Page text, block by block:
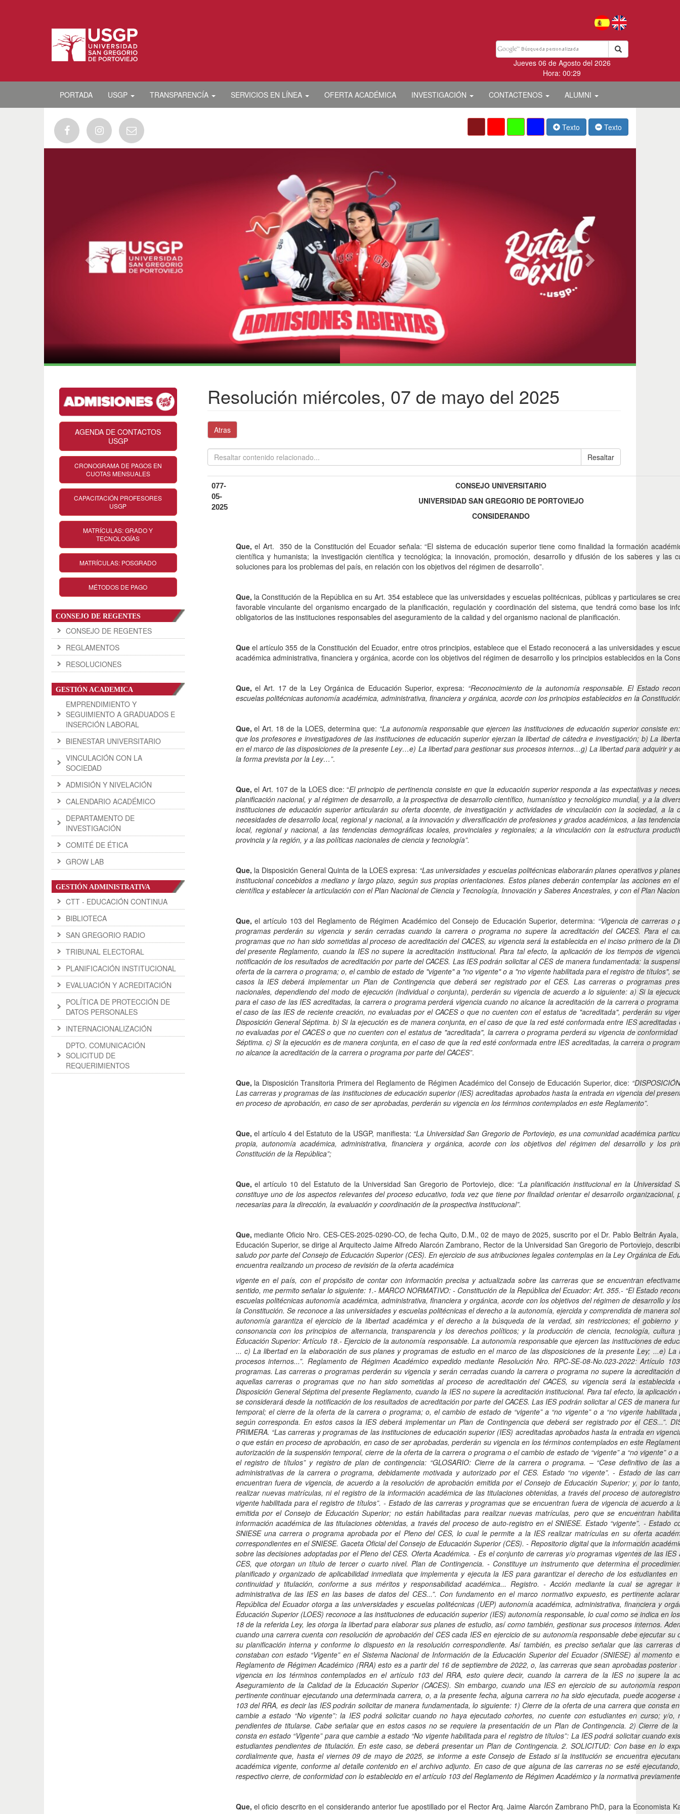
Jueves 06 de Agosto del 2026
Hora: 00:29
PORTADA USGP TRANSPARENCÍA SERVICIOS EN LÍNEA OFERTA ACADÉMICA INVESTIGACIÓN CONTACTENOS ALUMNI
Texto Texto
AGENDA DE CONTACTOS
USGP
CRONOGRAMA DE PAGOS EN
CUOTAS MENSUALES
CAPACITACIÓN PROFESORES
USGP
MATRÍCULAS: GRADO Y
TECNOLOGÍAS
MATRÍCULAS: POSGRADO
MÉTODOS DE PAGO
CONSEJO DE REGENTES
CONSEJO DE REGENTES
REGLAMENTOS
RESOLUCIONES
GESTIÓN ACADEMICA
EMPRENDIMIENTO Y
SEGUIMIENTO A GRADUADOS E
INSERCIÓN LABORAL
BIENESTAR UNIVERSITARIO
VINCULACIÓN CON LA
SOCIEDAD
ADMISIÓN Y NIVELACIÓN
CALENDARIO ACADÉMICO
DEPARTAMENTO DE
INVESTIGACIÓN
COMITÉ DE ÉTICA
GROW LAB
GESTIÓN ADMINISTRATIVA
CTT - EDUCACIÓN CONTINUA
BIBLIOTECA
SAN GREGORIO RADIO
TRIBUNAL ELECTORAL
PLANIFICACIÓN INSTITUCIONAL
EVALUACIÓN Y ACREDITACIÓN
POLÍTICA DE PROTECCIÓN DE
DATOS PERSONALES
INTERNACIONALIZACIÓN
DPTO. COMUNICACIÓN
SOLICITUD DE
REQUERIMIENTOS
Resolución miércoles, 07 de mayo del 2025
Atras
Resaltar
077-
05-
2025
CONSEJO UNIVERSITARIO
UNIVERSIDAD SAN GREGORIO DE PORTOVIEJO
CONSIDERANDO
Que, el Art. 350 de la Constitución del Ecuador señala: “El sistema de educación superior tiene como finalidad la formación
científica y humanista; la investigación científica y tecnológica; la innovación, promoción, desarrollo y difusión de los saberes y las
soluciones para los problemas del país, en relación con los objetivos del régimen de desarrollo”.
Que, la Constitución de la República en su Art. 354 establece que las universidades y escuelas politécnicas, públicas y particulares se
favorable vinculante del organismo encargado de la planificación, regulación y coordinación del sistema, que tendrá como base los
obligatorios de las instituciones responsables del aseguramiento de la calidad y del organismo nacional de planificación.
Queel artículo 355 de la Constitución del Ecuador, entre otros principios, establece que el Estado reconocerá a las universidades y
académica administrativa, financiera y orgánica, acorde con los objetivos del régimen de desarrollo y los principios establecidos en la
Que, el Art. 17 de la Ley Orgánica de Educación Superior, expresa: “Reconocimiento de la autonomía responsable. El Estado
escuelas politécnicas autonomía académica, administrativa, financiera y orgánica, acorde con los principios establecidos en la
Que, el Art. 18 de la LOES, determina que: “La autonomía responsable que ejercen las instituciones de educación superior consiste
que los profesores e investigadores de las instituciones de educación superior ejerzan la libertad de cátedra e investigación; b) La
en el marco de las disposiciones de la presente Ley…e) La libertad para gestionar sus procesos internos…g) La libertad para adquirir y
la forma prevista por la Ley…”.
Que,el Art. 107 de la LOES dice: “El principio de pertinencia consiste en que la educación superior responda a las expectativas y
planificación nacional, y al régimen de desarrollo, a la prospectiva de desarrollo científico, humanístico y tecnológico mundial, y a la
instituciones de educación superior articularán su oferta docente, de investigación y actividades de vinculación con la sociedad, a la
necesidades de desarrollo local, regional y nacional, a la innovación y diversificación de profesiones y grados académicos, a las
local, regional y nacional, a las tendencias demográficas locales, provinciales y regionales; a la vinculación con la estructura
provincia y la región, y a las políticas nacionales de ciencia y tecnología”.
Que, la Disposición General Quinta de la LOES expresa: “Las universidades y escuelas politécnicas elaborarán planes operativos y
institucional concebidos a mediano y largo plazo, según sus propias orientaciones. Estos planes deberán contemplar las acciones en
científica y establecer la articulación con el Plan Nacional de Ciencia y Tecnología, Innovación y Saberes Ancestrales, y con el Plan
Que,el artículo 103 del Reglamento de Régimen Académico del Consejo de Educación Superior, determina: “Vigencia de carreras
programas perderán su vigencia y serán cerradas cuando la carrera o programa no supere la acreditación del CACES. Para el
programas que no han sido sometidas al proceso de acreditación del CACES, su vigencia será la establecida en el inciso primero de la
del presente Reglamento, cuando la IES no supere la acreditación institucional. Para tal efecto, la aplicación de los tiempos de
notificación de los resultados de acreditación por parte del CACES. Las IES podrán solicitar al CES de manera fundamentada: la
oferta de la carrera o programa; o, el cambio de estado de "vigente" a "no vigente" o a "no vigente habilitada para el registro de títulos",
casos la IES deberá implementar un Plan de Contingencia que deberá ser registrado por el CES. Las carreras o programas
nacionales, dependiendo del modo de ejecución (individual o conjunta), perderán su vigencia de acuerdo a lo siguiente: a) Si la
para el caso de las IES acreditadas, la carrera o programa perderá vigencia cuando no alcance la acreditación de la carrera o
el caso de las IES de reciente creación, no evaluadas por el CACES o que no cuenten con el estatus de "acreditada", perderán su
Disposición General Séptima. b) Si la ejecución es de manera conjunta, en el caso de que la red esté conformada entre IES
no evaluadas por el CACES o que no cuenten con el estatus de "acreditada", la carrera o programa perderá su vigencia de
Séptima. c) Si la ejecución es de manera conjunta, en el caso de que la red esté conformada entre IES acreditadas, la carrera o
no alcance la acreditación de la carrera o programa por parte del CACES”.
Que, la Disposición Transitoria Primera del Reglamento de Régimen Académico del Consejo de Educación Superior, dice:
Las carreras y programas de las instituciones de educación superior (IES) acreditadas aprobados hasta la entrada en vigencia del
en proceso de aprobación, en caso de ser aprobadas, perderán su vigencia en los términos contemplados en este Reglamento”.
Que,el artículo 4 del Estatuto de la USGP, manifiesta: “La Universidad San Gregorio de Portoviejo, es una comunidad académica
propia, autonomía académica, administrativa, financiera y orgánica, acorde con los objetivos del régimen del desarrollo y los
Constitución de la República”;
Que,el artículo 10 del Estatuto de la Universidad San Gregorio de Portoviejo, dice: “La planificación institucional en la Universidad
constituye uno de los aspectos relevantes del proceso educativo, toda vez que tiene por finalidad orientar el desarrollo organizacional,
necesarias para la dirección, la evaluación y coordinación de la prospectiva institucional”.
Que, mediante Oficio Nro. CES-CES-2025-0290-CO, de fecha Quito, D.M., 02 de mayo de 2025, suscrito por el Dr. Pablo Beltrán
Educación Superior, se dirige al Arquitecto Jaime Alfredo Alarcón Zambrano, Rector de la Universidad San Gregorio de Portoviejo,
saludo por parte del Consejo de Educación Superior (CES). En ejercicio de sus atribuciones legales contemplas en la Ley Orgánica de
encuentra realizando un proceso de revisión de la oferta académica
vigente en el país, con el propósito de contar con información precisa y actualizada sobre las carreras que se encuentran
sentido, me permito señalar lo siguiente: 1.- MARCO NORMATIVO: - Constitución de la República del Ecuador: Art. 355.- “El Estado
escuelas politécnicas autonomía académica, administrativa, financiera y orgánica, acorde con los objetivos del régimen de desarrollo y
la Constitución. Se reconoce a las universidades y escuelas politécnicas el derecho a la autonomía, ejercida y comprendida de manera
autonomía garantiza el ejercicio de la libertad académica y el derecho a la búsqueda de la verdad, sin restricciones; el gobierno
consonancia con los principios de alternancia, transparencia y los derechos políticos; y la producción de ciencia, tecnología, cultura
Educación Superior: Artículo 18.- Ejercicio de la autonomía responsable. La autonomía responsable que ejercen las instituciones de
... c) La libertad en la elaboración de sus planes y programas de estudio en el marco de las disposiciones de la presente Ley; ...e) La
procesos internos...”. Reglamento de Régimen Académico expedido mediante Resolución Nro. RPC-SE-08-No.023-2022: Artículo
programas. Las carreras o programas perderán su vigencia y serán cerradas cuando la carrera o programa no supere la acreditación
aquellas carreras o programas que no han sido sometidas al proceso de acreditación del CACES, su vigencia será la
Disposición General Séptima del presente Reglamento, cuando la IES no supere la acreditación institucional. Para tal efecto, la
se considerará desde la notificación de los resultados de acreditación por parte del CACES. Las IES podrán solicitar al CES de manera
temporal; el cierre de la oferta de la carrera o programa; o, el cambio de estado de “vigente” a “no vigente” o a “no vigente
según corresponda. En estos casos la IES deberá implementar un Plan de Contingencia que deberá ser registrado por el CES...”.
PRIMERA. “Las carreras y programas de las instituciones de educación superior (IES) acreditadas aprobados hasta la entrada en
o que están en proceso de aprobación, en caso de ser aprobadas, perderán su vigencia en los términos contemplados en este
autorización de la suspensión temporal, cierre de la oferta de la carrera o programa o el cambio de estado de “vigente” a “no vigente” o
el registro de títulos” y registro de plan de contingencia: “GLOSARIO: Cierre de la carrera o programa. – “Cese definitivo de las
administrativas de la carrera o programa, debidamente motivada y autorizado por el CES. Estado “no vigente”. - Estado de las
encuentran fuera de vigencia, de acuerdo a la resolución de aprobación emitida por el Consejo de Educación Superior; y, por lo
realizar nuevas matrículas, ni el registro de la información académica de las titulaciones obtenidas, a través del proceso de
vigente habilitada para el registro de títulos”. - Estado de las carreras y programas que se encuentran fuera de vigencia de acuerdo a
emitida por el Consejo de Educación Superior; no están habilitadas para realizar nuevas matrículas, pero que se encuentran
información académica de las titulaciones obtenidas, a través del proceso de auto-registro en el SNIESE. Estado “vigente”. - Estado
SNIESE una carrera o programa aprobada por el Pleno del CES, lo cual le permite a la IES realizar matrículas en su oferta
correspondientes en el SNIESE. Gaceta Oficial del Consejo de Educación Superior (CES). - Repositorio digital que la información
sobre las decisiones adoptadas por el Pleno del CES. Oferta Académica. - Es el conjunto de carreras y/o programas vigentes de las
CES, que otorgan un título de tercer o cuarto nivel. Plan de Contingencia. - Constituye un instrumento que determina el
planificado y organizado de aplicabilidad inmediata que implementa y ejecuta la IES para garantizar el derecho de los estudiantes
continuidad y titulación, conforme a sus méritos y responsabilidad académica... Registro. - Acción mediante la cual se agregar
administrativa de las IES en las bases de datos del CES...”. Con fundamento en el marco normativo expuesto, es pertinente
República del Ecuador otorga a las universidades y escuelas politécnicas (UEP) autonomía académica, administrativa, financiera y
Educación Superior (LOES) reconoce a las instituciones de educación superior (IES) autonomía responsable, lo cual como se indica en
18 de la referida Ley, les otorga la libertad para elaborar sus planes de estudio, así como también, gestionar sus procesos internos.
cuando una carrera cuenta con resolución de aprobación del CES cada IES en ejercicio de su autonomía responsable debe ejecutar su
su planificación interna y conforme lo dispuesto en la resolución correspondiente. Así también, es preciso señalar que las carreras
constaban con estado “Vigente” en el Sistema Nacional de Información de la Educación Superior del Ecuador (SNIESE) al momento
Reglamento de Régimen Académico (RRA) esto es a partir del 16 de septiembre de 2022, o, las carreras que sean aprobadas
vigencia en los términos contemplados en el artículo 103 del RRA, esto quiere decir, cuando la carrera de la IES no supere la
Aseguramiento de la Calidad de la Educación Superior (CACES). Sin embargo, cuando una IES en ejercicio de su autonomía
pertinente continuar ejecutando una determinada carrera, o, a la presente fecha, alguna carrera no ha sido ejecutada, puede
103 del RRA, es decir las IES podrán solicitar de manera fundamentada, lo siguiente: 1) Cierre de la oferta de una carrera que consta
cambie a estado “No vigente”: la IES podrá solicitar cuando no haya ejecutado cohortes, no cuente con estudiantes en curso; y/o,
pendientes de titularse. Cabe señalar que en estos casos no se requiere la presentación de un Plan de Contingencia. 2) Cierre de
consta en estado “Vigente” para que cambie a estado “No vigente habilitada para el registro de títulos”: La IES podrá solicitar cuando
estudiantes pendientes de titulación. En este caso, se deberá presentar un Plan de Contingencia. 2. SOLICITUD: Con base en lo
cordialmente que, hasta el viernes 09 de mayo de 2025, se informe a este Consejo de Estado si la institución se encuentra
académica vigente, conforme al detalle contenido en el archivo adjunto. En caso de que alguna de las carreras no se esté
respectivo cierre, de conformidad con lo establecido en el artículo 103 del Reglamento de Régimen Académico y la normativa
Que, el oficio descrito en el considerando anterior fue apostillado por el Rector Arq. Jaime Alarcón Zambrano PhD, para la Economista